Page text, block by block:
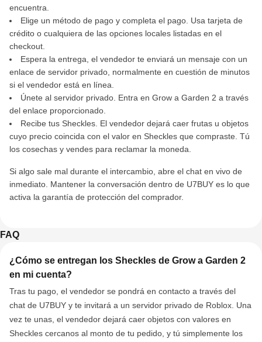
encuentra.
Elige un método de pago y completa el pago. Usa tarjeta de
crédito o cualquiera de las opciones locales listadas en el
checkout.
Espera la entrega, el vendedor te enviará un mensaje con un
enlace de servidor privado, normalmente en cuestión de minutos
si el vendedor está en línea.
Únete al servidor privado. Entra en Grow a Garden 2 a través
del enlace proporcionado.
Recibe tus Sheckles. El vendedor dejará caer frutas u objetos
cuyo precio coincida con el valor en Sheckles que compraste. Tú
los cosechas y vendes para reclamar la moneda.
Si algo sale mal durante el intercambio, abre el chat en vivo de
inmediato. Mantener la conversación dentro de U7BUY es lo que
activa la garantía de protección del comprador.
FAQ
¿Cómo se entregan los Sheckles de Grow a Garden 2
en mi cuenta?
Tras tu pago, el vendedor se pondrá en contacto a través del
chat de U7BUY y te invitará a un servidor privado de Roblox. Una
vez te unas, el vendedor dejará caer objetos con valores en
Sheckles cercanos al monto de tu pedido, y tú simplemente los